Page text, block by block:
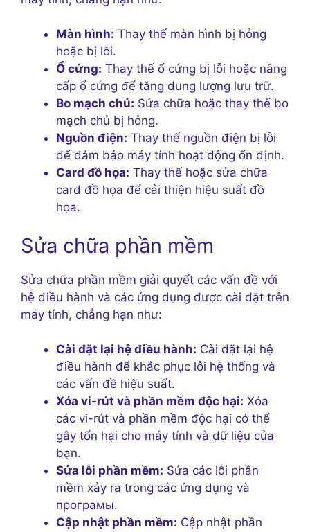
Màn hình: Thay thế màn hình bị hỏng
hoặc bị lỗi.
Ổ cứng: Thay thế ổ cứng bị lỗi hoặc nâng
cấp ổ cứng để tăng dung lượng lưu trữ.
Bo mạch chủ: Sửa chữa hoặc thay thế bo
mạch chủ bị hỏng.
Nguồn điện: Thay thế nguồn điện bị lỗi
để đảm bảo máy tính hoạt động ổn định.
Card đồ họa: Thay thế hoặc sửa chữa
card đồ họa để cải thiện hiệu suất đồ
họa.
Sửa chữa phần mềm
Sửa chữa phần mềm giải quyết các vấn đề với
hệ điều hành và các ứng dụng được cài đặt trên
máy tính, chẳng hạn như:
Cài đặt lại hệ điều hành: Cài đặt lại hệ
điều hành để khắc phục lỗi hệ thống và
các vấn đề hiệu suất.
Xóa vi-rút và phần mềm độc hại: Xóa
các vi-rút và phần mềm độc hại có thể
gây tổn hại cho máy tính và dữ liệu của
bạn.
Sửa lỗi phần mềm: Sửa các lỗi phần
mềm xảy ra trong các ứng dụng và
програмы.
Cập nhật phần mềm: Cập nhật phần